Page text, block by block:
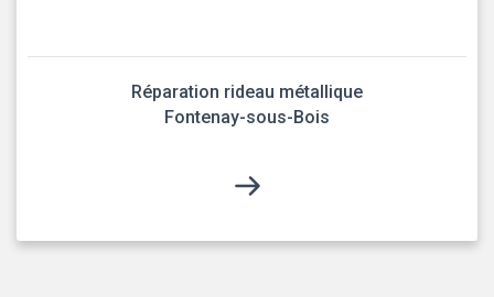
Réparation rideau métallique
Fontenay-sous-Bois